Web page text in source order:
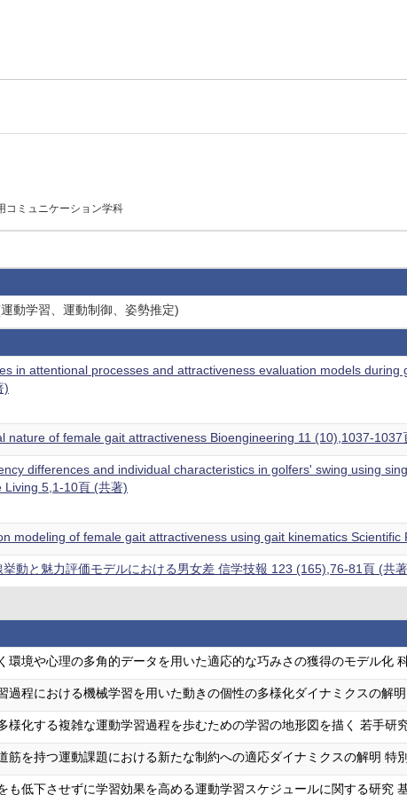
コミュニケーション学科
動学習、運動制御、姿勢推定)
in attentional processes and attractiveness evaluation models
)
nature of female gait attractiveness Bioengineering 11 (10),1037-1037
differences and individual characteristics in golfers' swing using
Living 5,1-10頁 (共著)
modeling of female gait attractiveness using gait kinematics Scientific
動と魅力評価モデルにおける男女差 信学技報 123 (165),76-81頁 (共
環境や心理の多角的データを用いた適応的な巧みさの獲得のモデル化
過程における機械学習を用いた動きの個性の多様化ダイナミクスの解
様化する複雑な運動学習過程を歩むための学習の地形図を描く 若手研
筋を持つ運動課題における新たな制約への適応ダイナミクスの解明 特
も低下させずに学習効果を高める運動学習スケジュールに関する研究